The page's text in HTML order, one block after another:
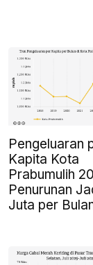
Pengeluaran
Kapita Kota
Prabumulih
Penurunan
Juta per